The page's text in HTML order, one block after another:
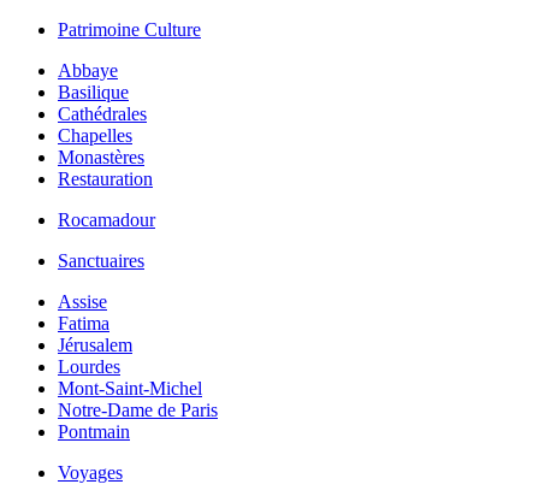
Patrimoine Culture
Abbaye
Basilique
Cathédrales
Chapelles
Monastères
Restauration
Rocamadour
Sanctuaires
Assise
Fatima
Jérusalem
Lourdes
Mont-Saint-Michel
Notre-Dame de Paris
Pontmain
Voyages